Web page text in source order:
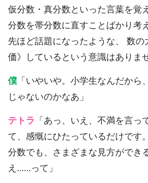
仮分数・真分数といった言葉を覚
分数を帯分数に直すことばかり考
先ほど話題になったような、 数の
価》しているという意識はありま
僕 「いやいや。小学生なんだから
じゃないのかなあ」
テトラ 「あっ、いえ、不満を言っ
て、感慨にひたっているだけです
分数でも、さまざまな見方ができ
え……って」